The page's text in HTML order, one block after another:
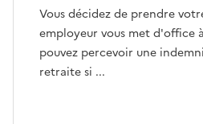
Vous décidez de prendre
employeur vous met d'office
pouvez percevoir une
retraite si ...